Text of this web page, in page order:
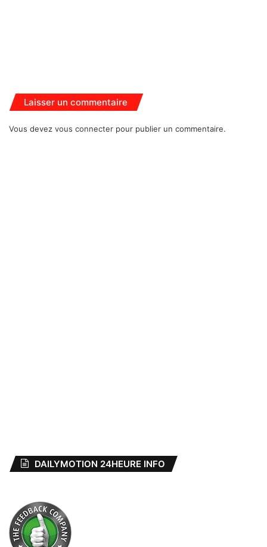
Laisser un commentaire
Vous devez vous connecter pour publier un commentaire.
DAILYMOTION 24HEURE INFO